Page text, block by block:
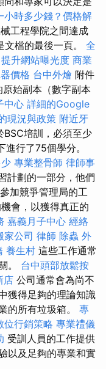
小時多少錢？價格解
工程學院之間達成
文檔的最後一頁。 全
升網站曝光度 商業
價格 台中外燴 附件
始副本（數字副本
中心 詳細的Google
現況與政策 附近牙
BSC培訓，必須至少
行了75個學分。
專業整骨師 律師事
計劃的一部分，他們
加競爭管理局的工
會，以獲得真正的
嘉義月子中心 經絡
家公司 律師 除蟲 外
養生村 這些工作通常
。 台中頭部放鬆按
店 公司通常會為尚不
獲得足夠的理論知識
的所有垃圾箱。 專
位行銷策略 專業禮儀
受訓人員的工作提供
以及足夠的專業和實